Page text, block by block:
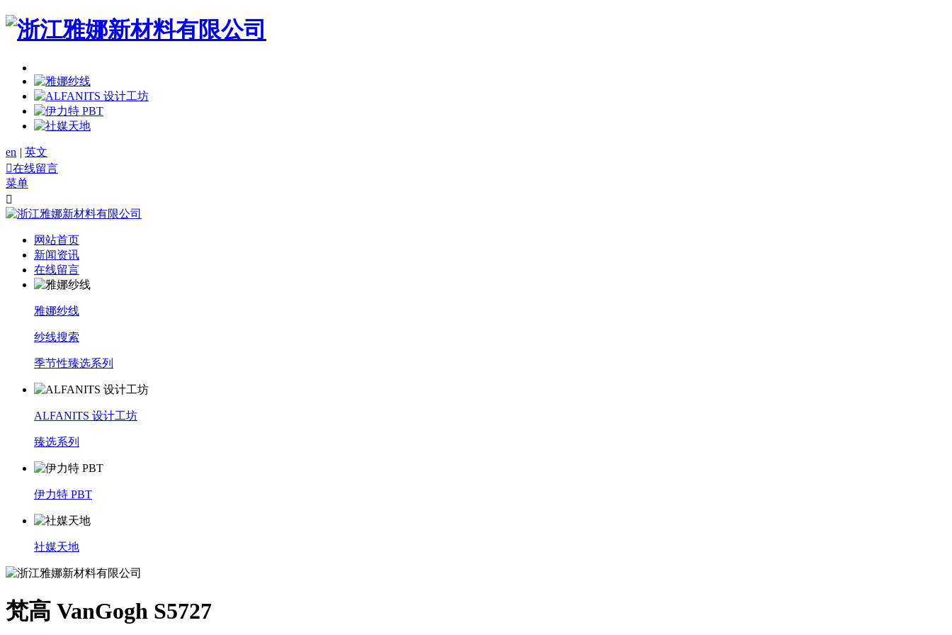
en | 英文
在线留言
菜单

网站首页
新闻资讯
在线留言
雅娜纱线
纱线搜索
季节性臻选系列
ALFANITS 设计工坊
臻选系列
伊力特 PBT
社媒天地
梵高 VanGogh S5727